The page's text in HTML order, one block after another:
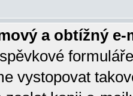
a obtížný
vystopovat